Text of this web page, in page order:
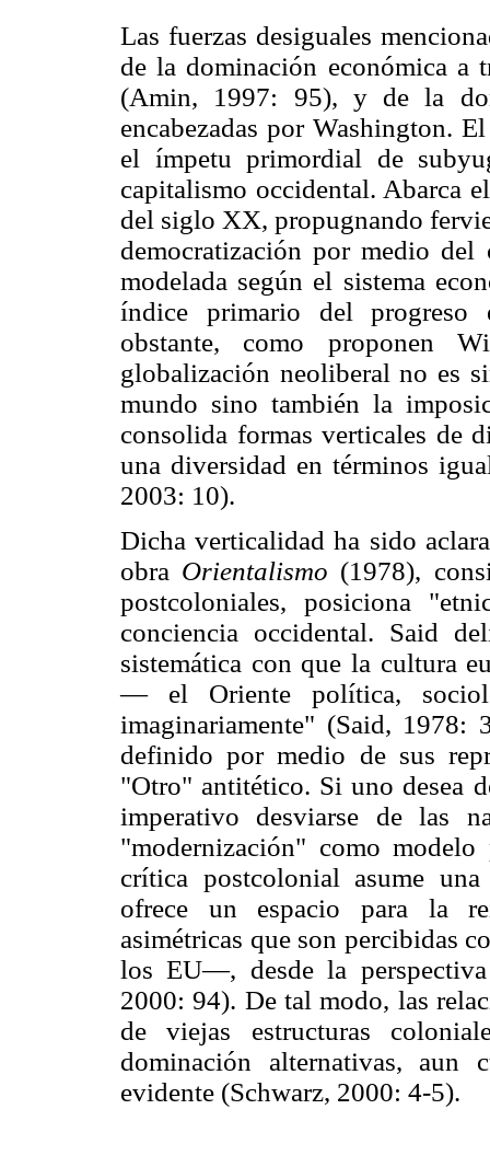
Las fuerzas desiguales
de la dominación económica a
(Amin, 1997: 95), y de la
encabezadas por Washington.
el ímpetu primordial de
capitalismo occidental. Abarca
del siglo XX, propugnando
democratización por medio
modelada según el sistema
índice primario del
obstante, como proponen
globalización neoliberal no es
mundo sino también la
consolida formas verticales de
una diversidad en términos
2003: 10).
Dicha verticalidad ha sido
obra Orientalismo (1978),
postcoloniales, posiciona
conciencia occidental. Said
sistemática con que la cultura
— el Oriente política,
imaginariamente" (Said, 1978:
definido por medio de sus
"Otro" antitético. Si uno desea
imperativo desviarse de las
"modernización" como
crítica postcolonial asume
ofrece un espacio para la
asimétricas que son percibidas
los EU—, desde la
2000: 94). De tal modo, las
de viejas estructuras
dominación alternativas, aun
evidente (Schwarz, 2000: 4-5).